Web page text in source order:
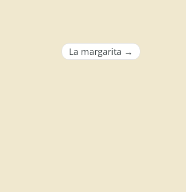
La margarita →